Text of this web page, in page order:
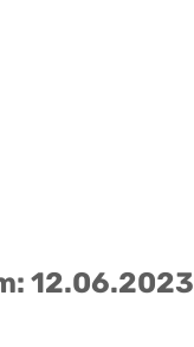
12.06.2023